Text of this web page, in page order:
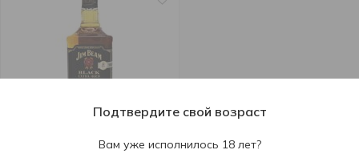
Подтвердите свой возраст
Вам уже исполнилось 18 лет?